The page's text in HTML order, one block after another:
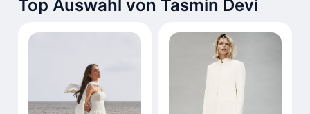
Top Auswahl von Tasmin Devi